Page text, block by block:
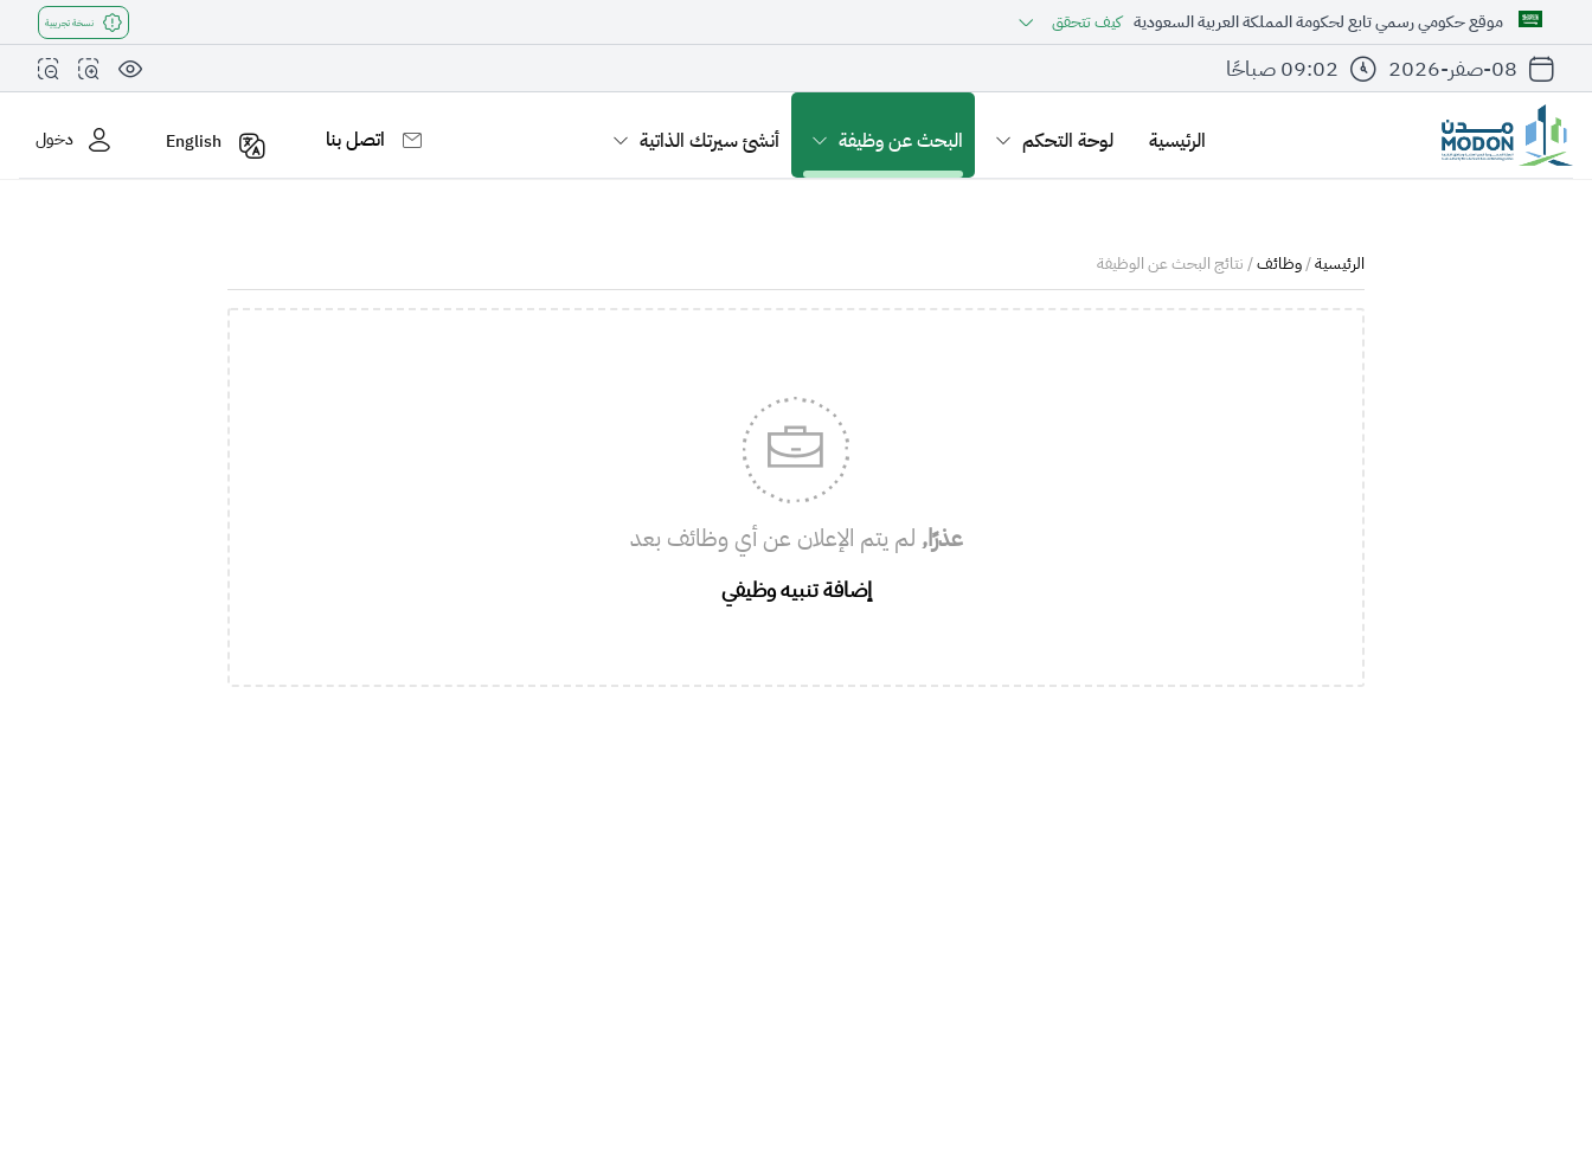
موقع حكومي رسمي تابع لحكومة المملكة العربية السعودية كيف تتحقق نسخة تجريبية
08-صفر-2026 09:02 صباحًا
الرئيسية لوحة التحكم البحث عن وظيفة أنشئ سيرتك الذاتية اتصل بنا English دخول
الرئيسية/وظائف/ نتائج البحث عن الوظيفة
عذرًا, لم يتم الإعلان عن أي وظائف بعد
إضافة تنبيه وظيفي